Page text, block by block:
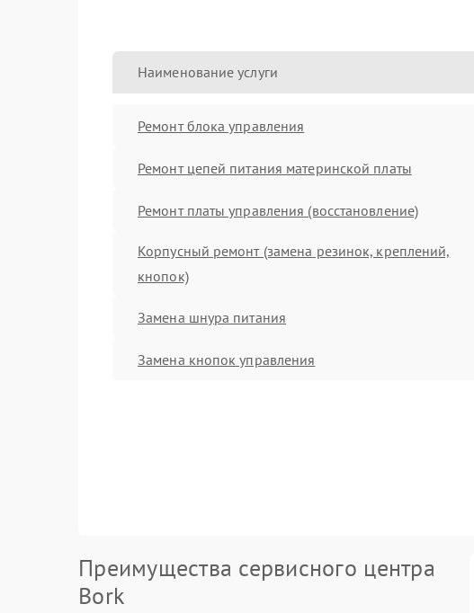
Наименование услуги
Ремонт блока управления
Ремонт цепей питания материнской платы
Ремонт платы управления (восстановление)
Корпусный ремонт (замена резинок, креплений,
кнопок)
Замена шнура питания
Замена кнопок управления
Преимущества сервисного центра
Bork